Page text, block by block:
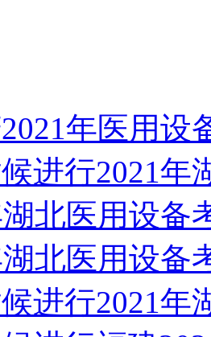
年医用设
进行2021年
北医用设备
北医用设备
进行2021年